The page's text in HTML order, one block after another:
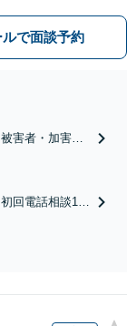
さい。初回電話10分
。親身なサポートを
ルで面談予約
被害者・加害者
報開示請求、慰
で、スピード感
初回電話相談10
手伝い。経験